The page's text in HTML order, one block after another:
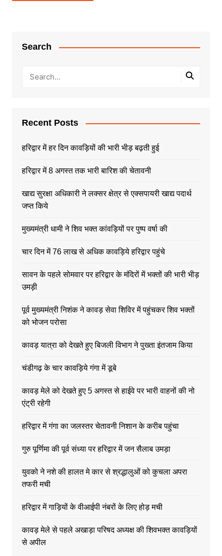
Search
Recent Posts
हरिद्वार में हर दिन कावड़ियों की भारी भीड़ बढ़ती हुई
हरिद्वार में 8 अगस्त तक भारी बारिश की चेतावनी
खाद्य सुरक्षा अधिकारी ने लक्सर क्षेत्र से एक्सपायरी खाद्य पदार्थ
जप्त किये
मुख्यमंत्री धामी ने शिव भक्त कांवड़ियों पर पुष्प वर्षा की
चार दिन में 76 लाख से अधिक कावड़िये हरिद्वार पहुंचे
सावन के पहले सोमवार पर हरिद्वार के मंदिरों में भक्तों की भारी भीड़
उमड़ी
पूर्व मुख्यमंत्री निशंक ने कावड़ सेवा शिविर में पहुंचकर शिव भक्तों
को भोजन परोसा
कावड़ यात्रा को देखते हुए बिजली विभाग ने पुख्ता इंतजाम किया
चंडीगढ़ के चार कावड़िये गंगा में डूबे
कावड़ मेले को देखते हुए 5 अगस्त से हाईवे पर भारी वाहनों की नो
एंट्री रहेगी
हरिद्वार में गंगा का जलस्तर चेतावनी निशान के करीब पहुंचा
गुरु पूर्णिमा की पूर्व संध्या पर हरिद्वार में जन सैलाब उमड़ा
युवको ने नशे की हालत मे कार से श्रद्धालुओं को कुचला अपरा
तफरी मची
हरिद्वार में गाड़ियों के वीआईपी नंबरों के लिए होड़ मची
कावड़ मेले से पहले अखाड़ा परिषद अध्यक्ष की शिवभक्त कावड़ियों
से अपील